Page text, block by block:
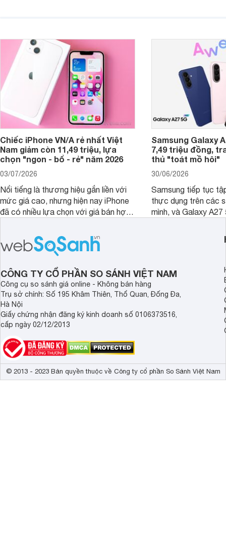
Chiếc iPhone VN/A rẻ nhất Việt
Nam giảm còn 11,49 triệu, lựa
chọn "ngon - bổ - rẻ" năm 2026
03/07/2026
Nổi tiếng là thương hiệu gắn liền với
mức giá cao, nhưng hiện nay iPhone
đã có nhiều lựa chọn với giá bán hợp
Samsung Galaxy
7,49 triệu đồng,
thủ "toát mồ hôi"
30/06/2026
Samsung tiếp tục
thực dụng trên các
mình, và Galaxy
lượng với nhiều
CÔNG TY CỔ PHẦN SO SÁNH VIỆT NAM
Công cụ so sánh giá online - Không bán hàng
Trụ sở chính: Số 195 Khâm Thiên, Thổ Quan, Đống Đa,
Hà Nội
Giấy chứng nhận đăng ký kinh doanh số 0106373516,
cấp ngày 02/12/2013
© 2013 - 2023 Bản quyền thuộc về Công ty cổ phần So Sánh Việt Nam